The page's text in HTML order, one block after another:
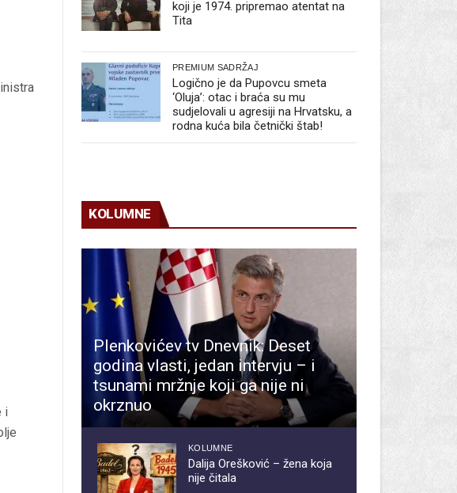
i
koji je 1974. pripremao atentat na
Tita
PREMIUM SADRŽAJ
Logično je da Pupovcu smeta
‘Oluja’: otac i braća su mu
sudjelovali u agresiji na Hrvatsku, a
rodna kuća bila četnički štab!
KOLUMNE
Plenkovićev tv Dnevnik: Deset
godina vlasti, jedan intervju – i
tsunami mržnje koji ga nije ni
okrznuo
KOLUMNE
Dalija Orešković – žena koja
nije čitala